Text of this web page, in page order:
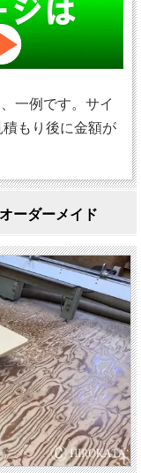
一例です。サイ
もり後に金額が
ーダーメイド